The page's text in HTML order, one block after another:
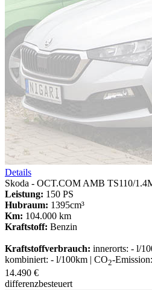
Details
Skoda - OCT.COM AMB TS110/
Leistung: 150 PS
Hubraum: 1395cm³
Km: 104.000 km
Kraftstoff: Benzin
Kraftstoffverbrauch: innerorts: - l/
kombiniert: - l/100km | CO2-
14.490 €
differenzbesteuert